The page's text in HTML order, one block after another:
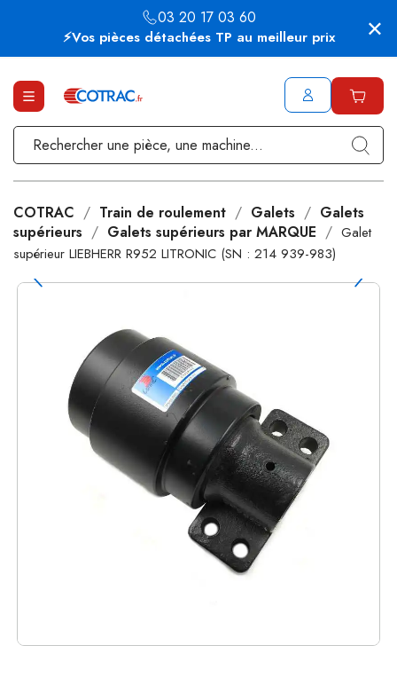
⚡Vos pièces détachées TP au meilleur prix
03 20 17 03 60
COTRAC Train de roulement Galets
Galets
supérieurs
Galets supérieurs par MARQUE
Galet
supérieur LIEBHERR R952 LITRONIC (SN : 214 939-983)